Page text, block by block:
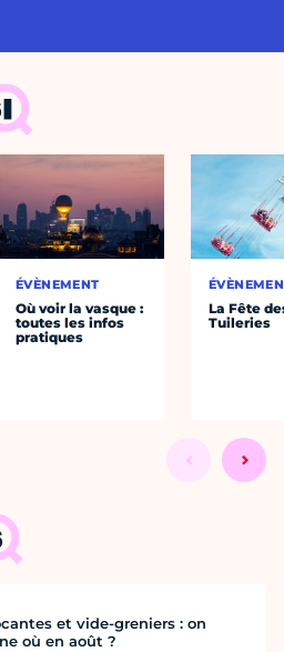
ÉVÈNEMENT
Où voir la vasque :
toutes les infos
pratiques
La Fête
Tuileries
et vide-greniers : on
où en août ?